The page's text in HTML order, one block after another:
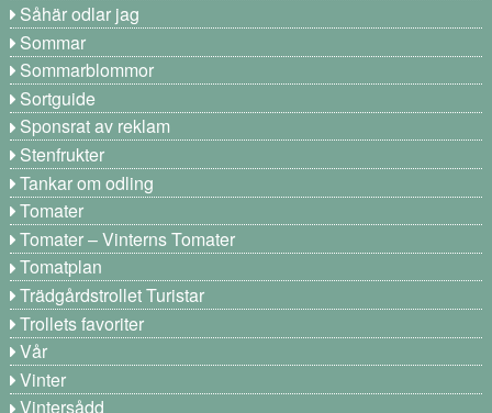
Såhär odlar jag
Sommar
Sommarblommor
Sortguide
Sponsrat av reklam
Stenfrukter
Tankar om odling
Tomater
Tomater – Vinterns Tomater
Tomatplan
Trädgårdstrollet Turistar
Trollets favoriter
Vår
Vinter
Vintersådd